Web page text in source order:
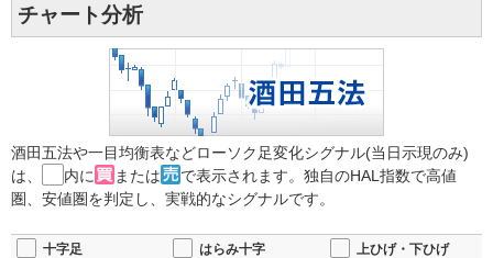
チャート分析
酒田五法や一目均衡表などローソク足変化シグナル(当日示現のみ)
は、
内に または
で表示されます。独自のHAL指数で高値
圏、安値圏を判定し、実戦的なシグナルです。
十字足 はらみ十字
上ひげ・下ひげ